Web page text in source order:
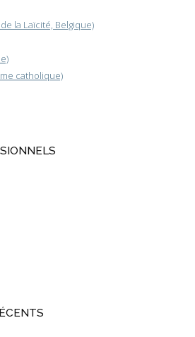
la Laïcité, Belgique)
catholique)